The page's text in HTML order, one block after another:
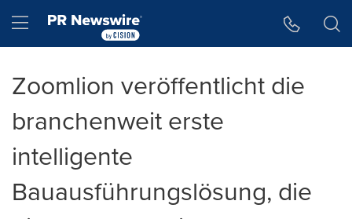
Hamburger menu
Zoomlion veröffentlicht die
branchenweit erste
intelligente
Bauausführungslösung, die